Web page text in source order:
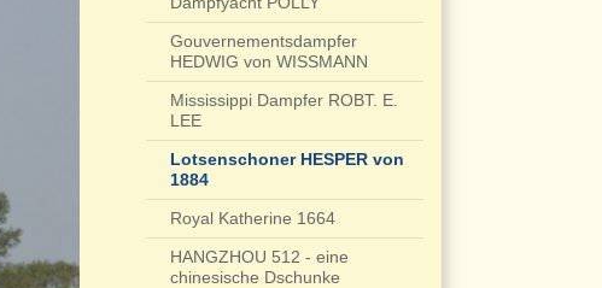
Gouvernementsdampfer
HEDWIG von WISSMANN
Mississippi Dampfer ROBT. E.
LEE
Lotsenschoner HESPER von
1884
Royal Katherine 1664
HANGZHOU 512 - eine
chinesische Dschunke